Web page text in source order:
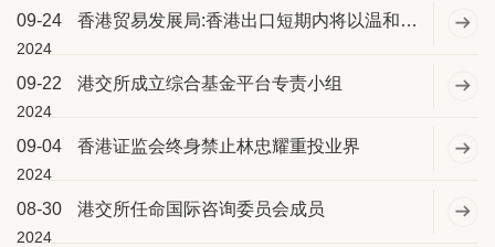
09-24
2024
香港贸易发展局:香港出口短期内将以温和步伐持续增长
09-22
2024
港交所成立综合基金平台专责小组
09-04
2024
香港证监会终身禁止林忠耀重投业界
08-30
2024
港交所任命国际咨询委员会成员